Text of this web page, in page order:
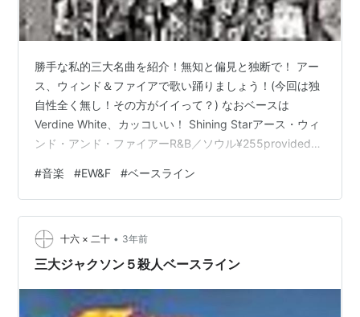
勝手な私的三大名曲を紹介！無知と偏見と独断で！ アー
ス、ウィンド＆ファイアで歌い踊りましょう！(今回は独
自性全く無し！その方がイイって？) なおベースは
Verdine White、カッコいい！ Shining Starアース・ウィ
ンド・アンド・ファイアーR&B／ソウル¥255provided
アース・ウィンド・アンド・ファイアーR&B／ソウル
¥255provided courtesy of iTunes 1978年1月発表。一時
期エスエフ界で「ファンタシー」読みが流行ったよね…
セプテンバーアース・ウィンド・アンド・フ…
#音楽 #EW&F #ベースライン
十六 × 二十 • 3年前
三大ジャクソン５殺人ベースライン